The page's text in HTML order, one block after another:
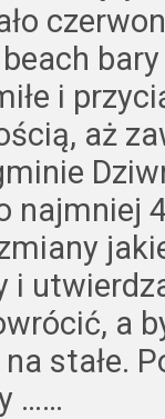
i
aż
najmniej
i
a
stałe.
……